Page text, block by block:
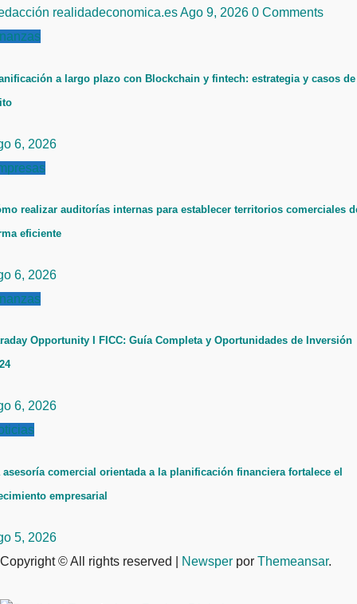
realidadeconomica.esAgo 9, 2026 0 Comments
a largo plazo con Blockchain y fintech: estrategia y casos de
6, 2026
realizar auditorías internas para establecer territorios comerciales
eficiente
6, 2026
Opportunity I FICC: Guía Completa y Oportunidades de Inversión
6, 2026
asesoría comercial orientada a la planificación financiera fortalece el
empresarial
5, 2026
Copyright © All rights reserved
Newsper por Themeansar.